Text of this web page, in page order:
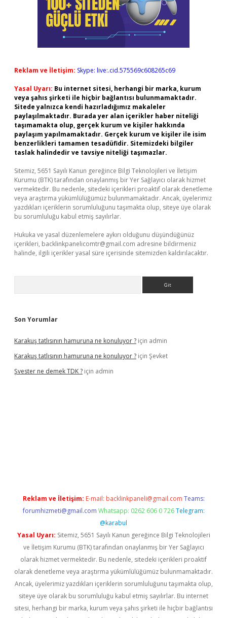
Reklam ve İletişim: Skype: live:.cid.575569c608265c69
Yasal Uyarı: Bu internet sitesi, herhangi bir marka, kurum
veya şahıs şirketi ile hiçbir bağlantısı bulunmamaktadır.
Sitede yalnızca kendi hazırladığımız makaleler
paylaşılmaktadır. Burada yer alan içerikler haber niteliği
taşımamakta olup, gerçek kurum ve kişiler hakkında
paylaşım yapılmamaktadır. Gerçek kurum ve kişiler ile isim
benzerlikleri tamamen tesadüfidir. Sitemizdeki bilgiler
taslak halindedir ve tavsiye niteliği taşımazlar.
Sitemiz, 5651 Sayılı Kanun gereğince Bilgi Teknolojileri ve İletişim
Kurumu (BTK) tarafından onaylanmış bir Yer Sağlayıcı olarak hizmet
vermektedir. Bu nedenle, sitedeki içerikleri proaktif olarak denetleme
veya araştırma yükümlülüğümüz bulunmamaktadır. Ancak, üyelerimiz
yazdıkları içeriklerin sorumluluğunu taşımakta olup, siteye üye olarak
bu sorumluluğu kabul etmiş sayılırlar.
Hukuka ve yasal düzenlemelere aykırı olduğunu düşündüğünüz
içerikleri, backlinkpanelicomtr@gmail.com adresine bildirmeniz
halinde, ilgili içerikler yasal süre içerisinde sitemizden kaldırılacaktır.
Son Yorumlar
Karakuş tatlısının hamuruna ne konuluyor ? için admin
Karakuş tatlısının hamuruna ne konuluyor ? için Şevket
Şvester ne demek TDK ? için admin
Reklam ve İletişim: E-mail: backlinkpaneli@gmail.com Teams:
forumhizmeti@gmail.com Whatsapp: 0262 606 0 726 Telegram:
@karabul
Yasal Uyarı: Sitemiz, 5651 Sayılı Kanun gereğince Bilgi Teknolojileri
ve İletişim Kurumu (BTK) tarafından onaylanmış bir Yer Sağlayıcı
olarak hizmet vermektedir. Bu nedenle, sitedeki içerikleri proaktif
olarak denetleme veya araştırma yükümlülüğümüz bulunmamaktadır.
Ancak, üyelerimiz yazdıkları içeriklerin sorumluluğunu taşımakta olup,
siteye üye olarak bu sorumluluğu kabul etmiş sayılırlar. Bu internet
sitesi, herhangi bir marka, kurum veya şahıs şirketi ile hiçbir bağlantısı